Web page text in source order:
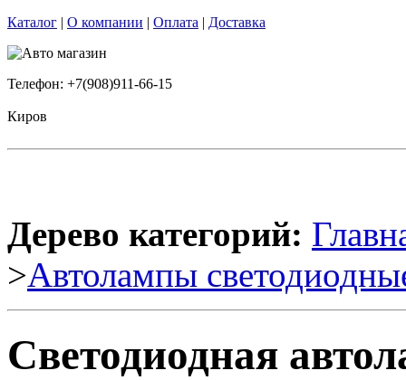
Каталог | О компании | Оплата | Доставка
Телефон: +7(908)911-66-15
Киров
Дерево категорий:
>Автолампы
Светодиодная